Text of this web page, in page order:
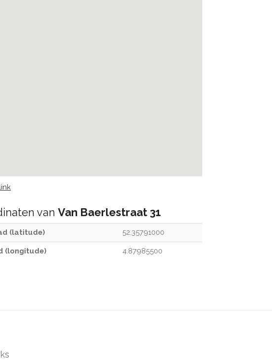
van Van Baerlestraat 31
(latitude) 52.35791000
(longitude) 4.87985500